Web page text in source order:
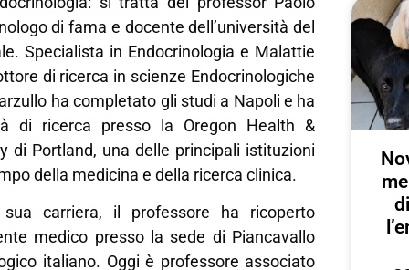
di fama e docente dell’università del
Specialista in Endocrinologia e Malattie
di ricerca in scienze Endocrinologiche
ha completato gli studi a Napoli e ha
di ricerca presso la Oregon Health &
di Portland, una delle principali istituzioni
della medicina e della ricerca clinica.
carriera, il professore ha ricoperto
medico presso la sede di Piancavallo
italiano. Oggi è professore associato